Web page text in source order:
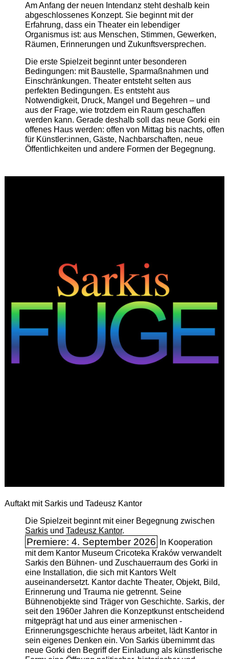
Am Anfang der neuen Intendanz steht deshalb kein
abgeschlossenes Konzept. Sie beginnt mit der
Erfahrung, dass ein Theater ein lebendiger
Organismus ist: aus Menschen, Stimmen, Gewerken,
Räumen, Erinnerungen und Zukunftsversprechen.
Die erste Spielzeit beginnt unter besonderen
Bedingungen: mit Baustelle, Sparmaßnahmen und
Einschränkungen. Theater entsteht selten aus
perfekten Bedingungen. Es entsteht aus
Notwendigkeit, Druck, Mangel und Begehren – und
aus der Frage, wie trotzdem ein Raum geschaffen
werden kann. Gerade deshalb soll das neue Gorki ein
offenes Haus werden: offen von Mittag bis nachts, offen
für Künstler:innen, Gäste, Nachbarschaften, neue
Öffentlichkeiten und andere Formen der Begegnung.
Auftakt mit Sarkis und Tadeusz Kantor
Die Spielzeit beginnt mit einer Begegnung zwischen
Sarkisund Tadeusz Kantor.
Premiere: 4. September 2026
In Kooperation
mit dem Kantor Museum Cricoteka Kraków verwandelt
Sarkis den Bühnen- und Zuschauerraum des Gorki in
eine Installation, die sich mit Kantors Welt
auseinandersetzt. Kantor dachte Theater, Objekt, Bild,
Erinnerung und Trauma nie getrennt. Seine
Bühnenobjekte sind Träger von Geschichte. Sarkis, der
seit den 1960er Jahren die Konzeptkunst entscheidend
mitgeprägt hat und aus einer armenischen ­
Erinnerungsgeschichte heraus arbeitet, lädt Kantor in
sein eigenes Denken ein. Von Sarkis übernimmt das
neue Gorki den Begriff der Einladung als künstlerische